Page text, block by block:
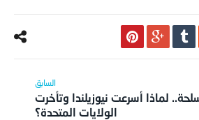
لماذا أسرعت نيوزيلندا وتأخرت
الولايات المتحدة؟